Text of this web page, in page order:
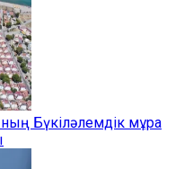
Бүкіләлемдік мұра